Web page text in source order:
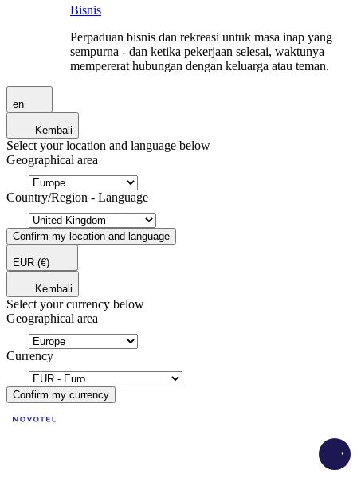
Bisnis
Perpaduan bisnis dan rekreasi untuk masa inap yang
sempurna - dan ketika pekerjaan selesai, waktunya
mempererat hubungan dengan keluarga atau teman.
en
Kembali
Select your location and language below
Geographical area
Country/Region - Language
Confirm my location and language
EUR (€)
Kembali
Select your currency below
Geographical area
Currency
Confirm my currency